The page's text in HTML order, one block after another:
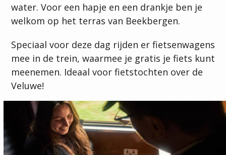
water. Voor een hapje en een drankje ben je
welkom op het terras van Beekbergen.
Speciaal voor deze dag rijden er fietsenwagens
mee in de trein, waarmee je gratis je fiets kunt
meenemen. Ideaal voor fietstochten over de
Veluwe!